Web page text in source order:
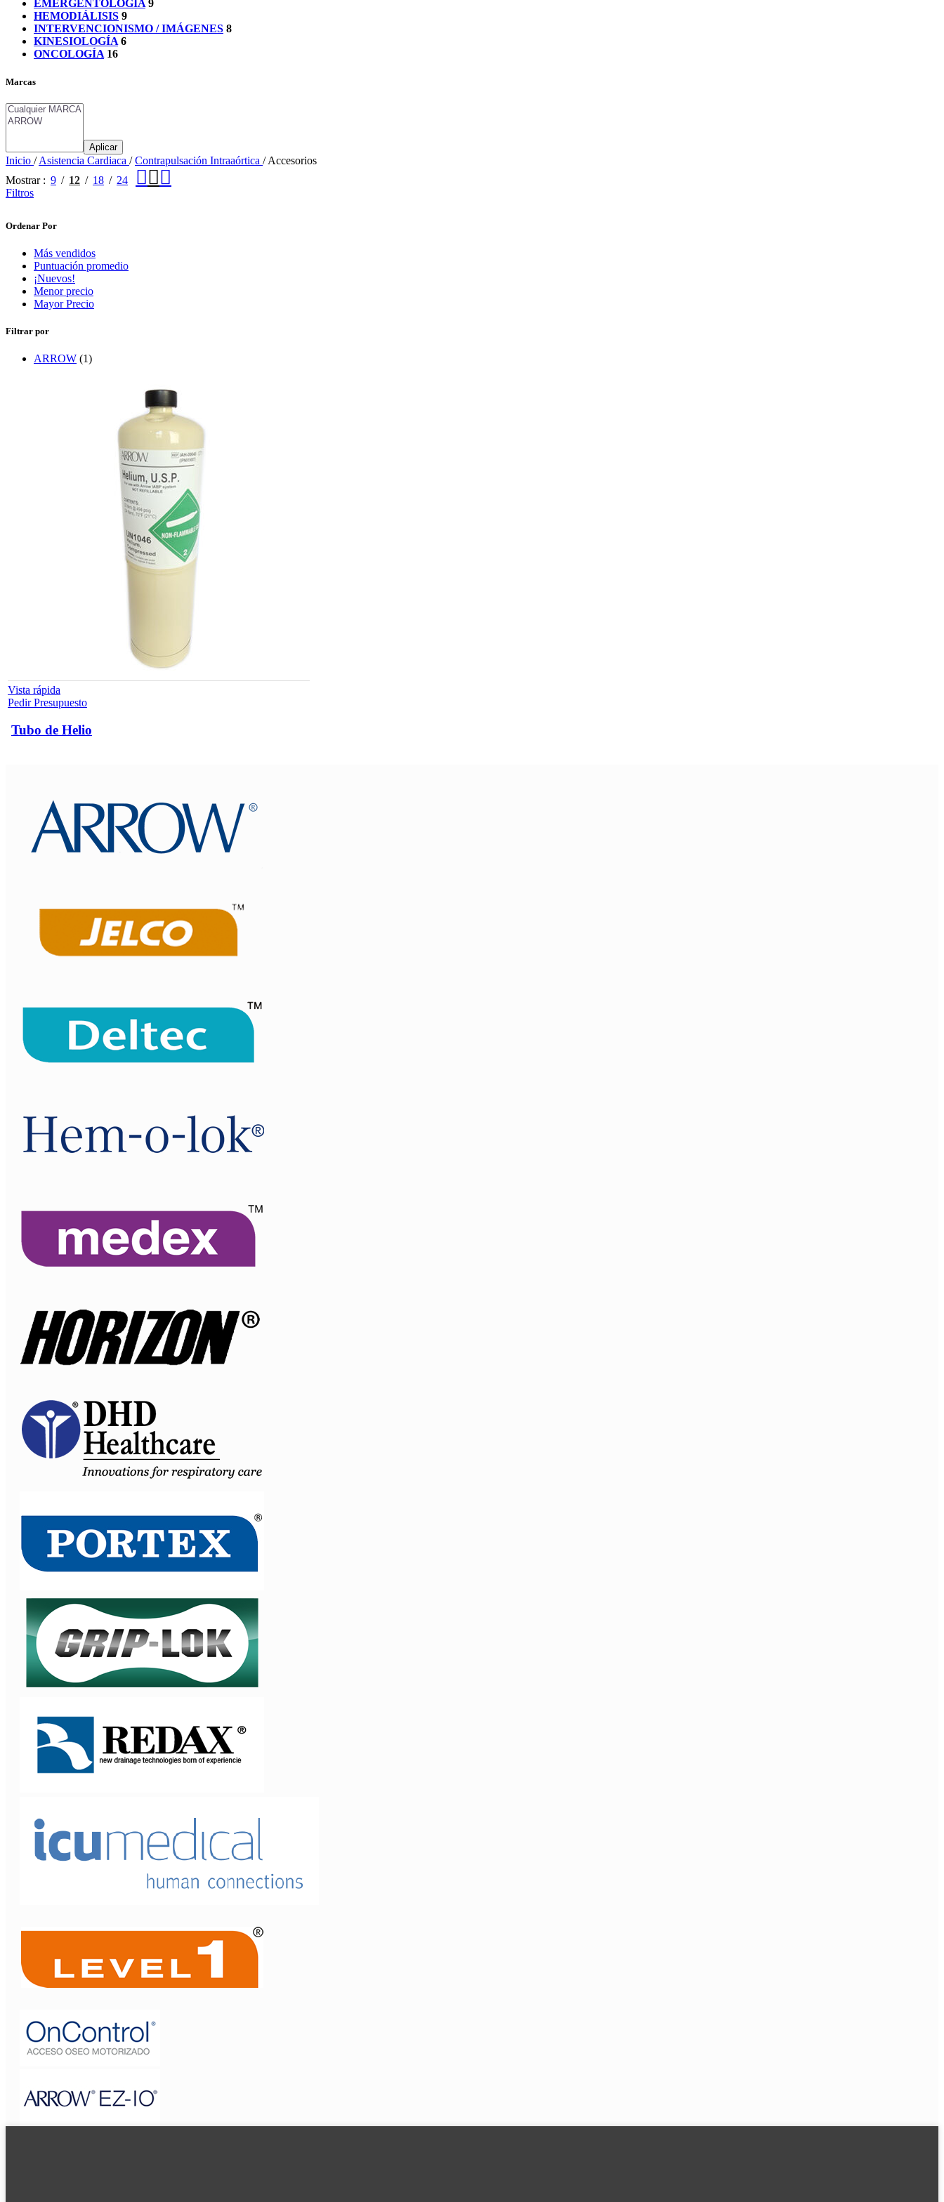
EMERGENTOLOGÍA 9
HEMODIÁLISIS 9
INTERVENCIONISMO / IMÁGENES 8
KINESIOLOGÍA 6
ONCOLOGÍA 16
Marcas
Aplicar
Inicio / Asistencia Cardiaca / Contrapulsación Intraaórtica / Accesorios
Mostrar
9 12 18
24
Filtros
Ordenar Por
Más vendidos
Puntuación promedio
¡Nuevos!
Menor precio
Mayor Precio
Filtrar por
ARROW (1)
Vista rápida
Pedir Presupuesto
Tubo de Helio